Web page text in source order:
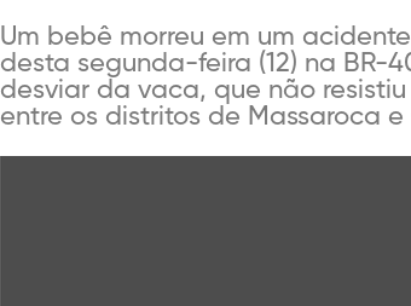
Um bebê morreu em um
desta segunda-feira (12) na BR-
desviar da vaca, que não
entre os distritos de Massaroca